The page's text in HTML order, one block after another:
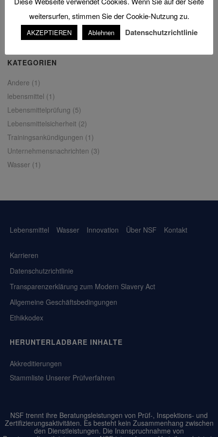
KATEGORIEN
Andere (1)
lebensmittel (1)
Lebensmittelprüfung (5)
Lebensmittelsicherheit (2)
Trainingsankündigungen (1)
Unternehmensnachrichten (3)
Wasser (1)
Lebensmittel Wasser Innovation Über NSF Kontakt
Karrieren
Datenschutzrichtlinie
Transparenzerklärung zum Modern Slavery Act
Allgemeine Geschäftsbedingungen
Ethikkodex
HERUNTERLADBARE INHALTE
Akkreditierungen
Stammliste Unserer Prüfverfahren
NSF trennt ihre Beratungsleistungen von Prüf-, Inspektions- und
Zertifizierungsaktivitäten. Es besteht kein Zusammenhang zwischen
den Dienstleistungen. Die Inanspruchnahme von
weitersurfen, stimmen Sie der Cookie-Nutzung zu.
AKZEPTIEREN Ablehnen Datenschutzrichtlinie